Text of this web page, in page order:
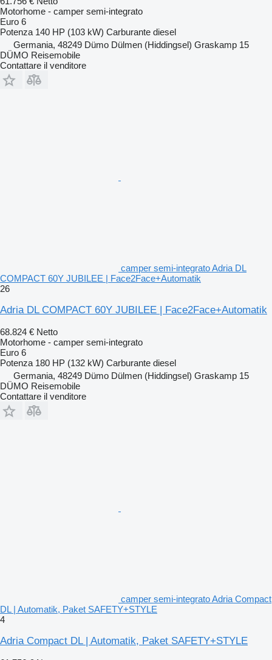
Motorhome - camper semi-integrato
Euro 6
Potenza 140 HP (103 kW) Carburante diesel
Germania, 48249 Dümo Dülmen (Hiddingsel) Graskamp 15
DÜMO Reisemobile
Contattare il venditore
camper semi-integrato Adria DL
COMPACT 60Y JUBILEE | Face2Face+Automatik
26
Adria DL COMPACT 60Y JUBILEE | Face2Face+Automatik
68.824 € Netto
Motorhome - camper semi-integrato
Euro 6
Potenza 180 HP (132 kW) Carburante diesel
Germania, 48249 Dümo Dülmen (Hiddingsel) Graskamp 15
DÜMO Reisemobile
Contattare il venditore
camper semi-integrato Adria Compact
DL | Automatik, Paket SAFETY+STYLE
4
Adria Compact DL | Automatik, Paket SAFETY+STYLE